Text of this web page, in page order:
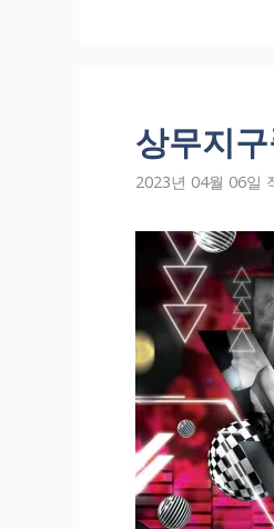
상무지
2023년 04월 06일